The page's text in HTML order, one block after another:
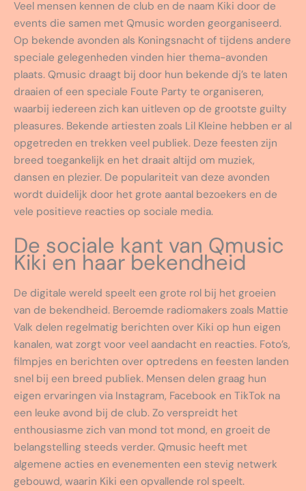
Veel mensen kennen de club en de naam Kiki door de
events die samen met Qmusic worden georganiseerd.
Op bekende avonden als Koningsnacht of tijdens andere
speciale gelegenheden vinden hier thema-avonden
plaats. Qmusic draagt bij door hun bekende dj’s te laten
draaien of een speciale Foute Party te organiseren,
waarbij iedereen zich kan uitleven op de grootste guilty
pleasures. Bekende artiesten zoals Lil Kleine hebben er al
opgetreden en trekken veel publiek. Deze feesten zijn
breed toegankelijk en het draait altijd om muziek,
dansen en plezier. De populariteit van deze avonden
wordt duidelijk door het grote aantal bezoekers en de
vele positieve reacties op sociale media.
De sociale kant van Qmusic
Kiki en haar bekendheid
De digitale wereld speelt een grote rol bij het groeien
van de bekendheid. Beroemde radiomakers zoals Mattie
Valk delen regelmatig berichten over Kiki op hun eigen
kanalen, wat zorgt voor veel aandacht en reacties. Foto’s,
filmpjes en berichten over optredens en feesten landen
snel bij een breed publiek. Mensen delen graag hun
eigen ervaringen via Instagram, Facebook en TikTok na
een leuke avond bij de club. Zo verspreidt het
enthousiasme zich van mond tot mond, en groeit de
belangstelling steeds verder. Qmusic heeft met
algemene acties en evenementen een stevig netwerk
gebouwd, waarin Kiki een opvallende rol speelt.